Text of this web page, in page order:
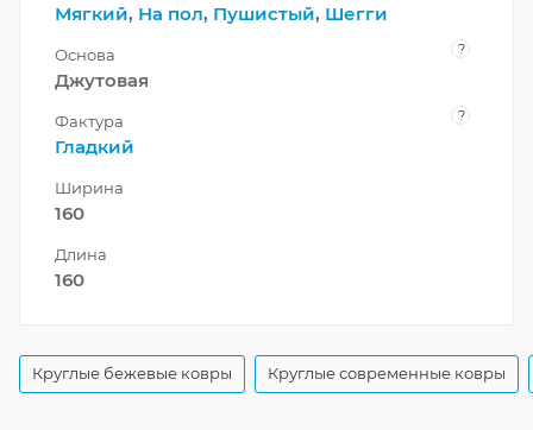
Мягкий, На пол, Пушистый, Шегги
Основа ?
Джутовая
Фактура ?
Гладкий
Ширина
160
Длина
160
Круглые бежевые ковры Круглые современные ковры